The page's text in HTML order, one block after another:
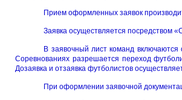
Прием оформленных заявок
Заявка осуществляется посредством
В заявочный лист команд
Соревнованиях разрешается переход
Дозаявка и отзаявка футболистов
При оформлении заявочной